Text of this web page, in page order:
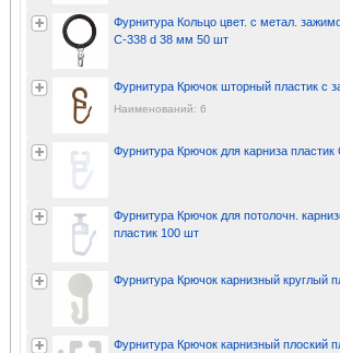
Фурнитура Кольцо цвет. с метал.
С-338 d 38 мм 50 шт
Фурнитура Крючок шторный пластик с
Наименований: 6
Фурнитура Крючок для карниза
Фурнитура Крючок для потолочн.
пластик 100 шт
Фурнитура Крючок карнизный круглый
Фурнитура Крючок карнизный плоский